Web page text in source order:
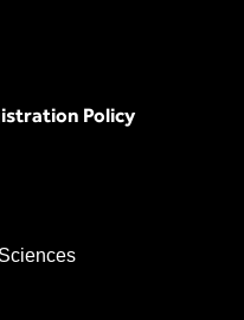
Policy